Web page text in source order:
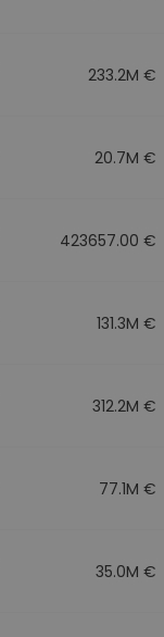
233.2M €
20.7M €
423657.00 €
131.3M €
312.2M €
77.1M €
35.0M €